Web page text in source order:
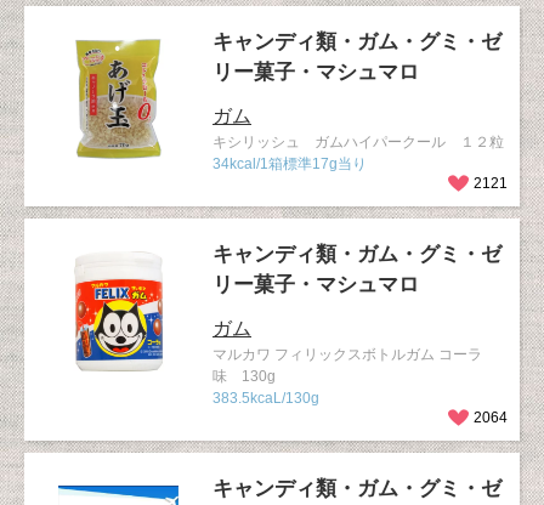
キャンディ類・ガム・グミ・ゼ
リー菓子・マシュマロ
ガム
キシリッシュ ガムハイパークール １２粒
34kcal/1箱標準17g当り
2121
キャンディ類・ガム・グミ・ゼ
リー菓子・マシュマロ
ガム
マルカワ フィリックスボトルガム コーラ
味 130g
383.5kcaL/130g
2064
キャンディ類・ガム・グミ・ゼ